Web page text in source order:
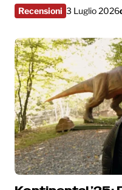
Recensioni 3 Luglio 2026